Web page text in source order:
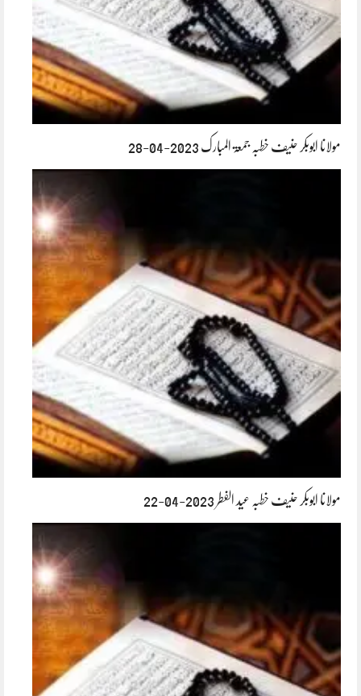
مولانا ابوبکر حنیف خطبہ جمعۃ المبارک 2023-04-28
مولانا ابوبکر حنیف خطبہ عید الفطر 2023-04-22